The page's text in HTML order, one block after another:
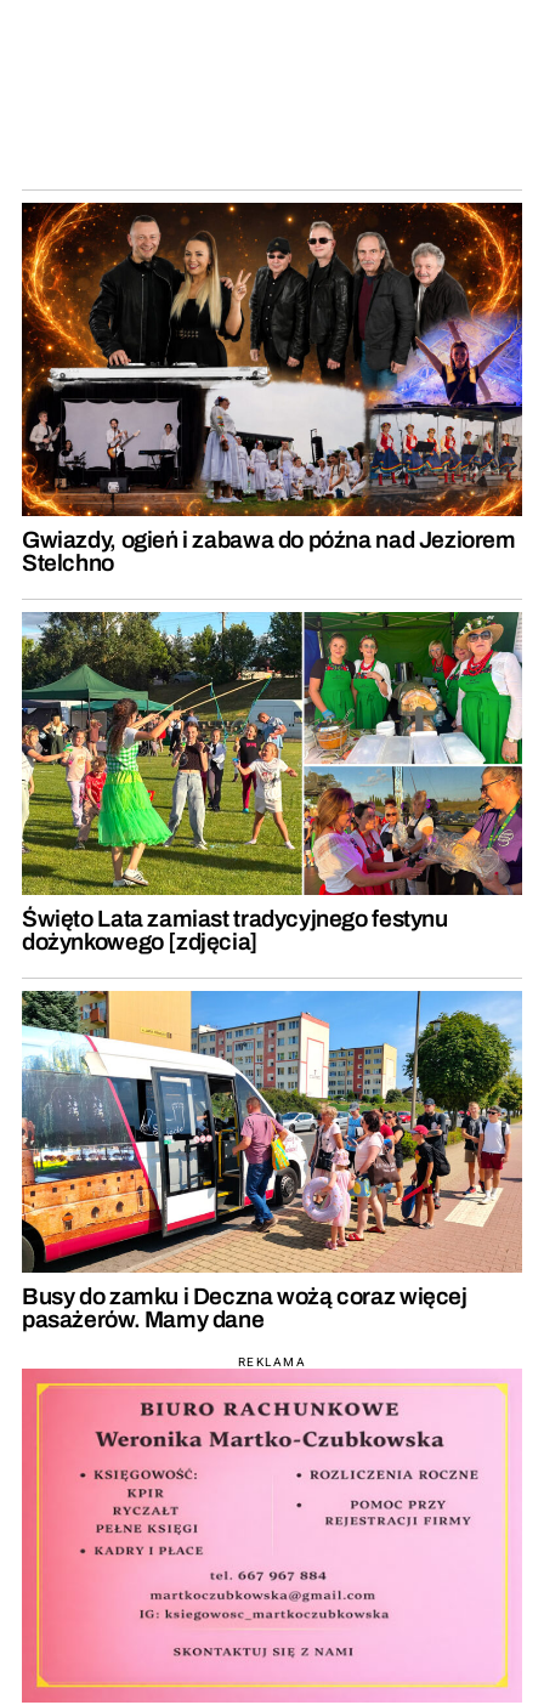
Gwiazdy, ogień i zabawa do późna nad Jeziorem
Stelchno
Święto Lata zamiast tradycyjnego festynu
dożynkowego [zdjęcia]
Busy do zamku i Deczna wożą coraz więcej
pasażerów. Mamy dane
REKLAMA